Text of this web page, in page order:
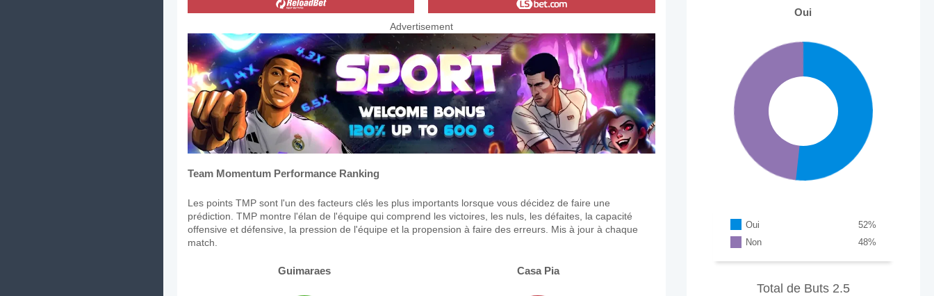
Advertisement
Team Momentum Performance Ranking
Les points TMP sont l'un des facteurs clés les plus importants lorsque vous décidez de faire une
prédiction. TMP montre l'élan de l'équipe qui comprend les victoires, les nuls, les défaites, la capacité
offensive et défensive, la pression de l'équipe et la propension à faire des erreurs. Mis à jour à chaque
match.
Guimaraes Casa Pia
Oui
Oui %
52
Non
%
48
Total de Buts 2.5